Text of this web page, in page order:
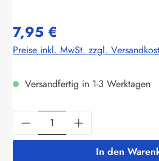
7,95 €
Preise inkl. MwSt. zzgl.
Versandfertig in 1-3 Werktagen
Produkt Anzahl: Gib
In den